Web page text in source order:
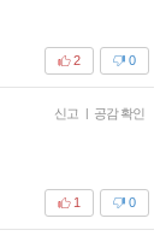
0
2
신고 | 공감 확인
0
1